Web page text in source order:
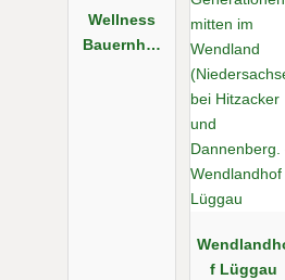
Wellness
Bauernhof
f Lüggau